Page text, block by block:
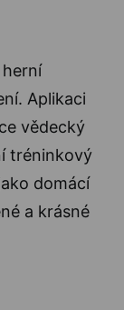
Aplikaci
vědecký
tréninkový
domácí
a krásné